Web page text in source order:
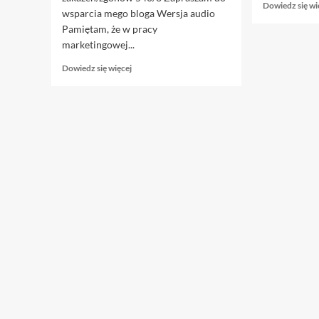
wsparcia mego bloga Wersja audio
Pamiętam, że w pracy
marketingowej...
Dowiedz się więcejDowiedz
Dowiedz się